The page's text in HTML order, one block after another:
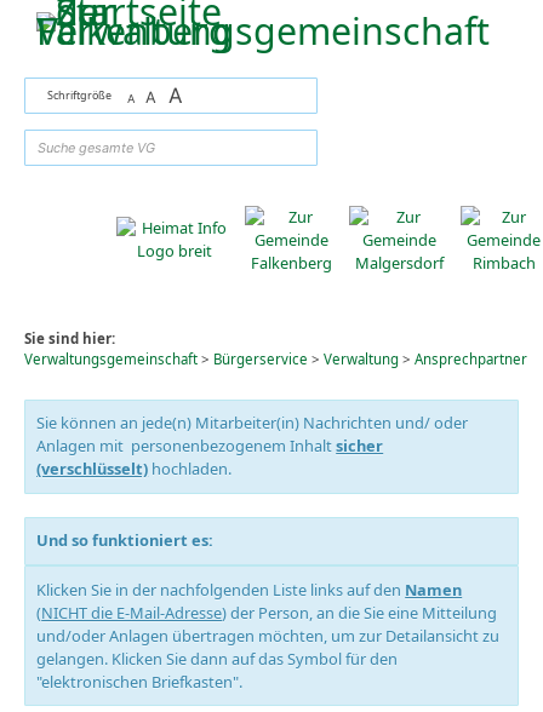
Zum Inhalt,zur Navigationoder
Schriftgröße A A A
Sie sind hier:
Verwaltungsgemeinschaft> Bürgerservice > Verwaltung> Ansprechpartner
Sie können an jede(n) Mitarbeiter(in) Nachrichten und/ oder
Anlagen mit personenbezogenem Inhaltsicher
(verschlüsselt) hochladen.
Und so funktioniert es:
Klicken Sie in der nachfolgenden Liste links auf den Namen
(NICHT die E-Mail-Adresse) der Person, an die Sie eine Mitteilung
und/oder Anlagen übertragen möchten, um zur Detailansicht zu
gelangen. Klicken Sie dann auf das Symbol für den
"elektronischen Briefkasten".